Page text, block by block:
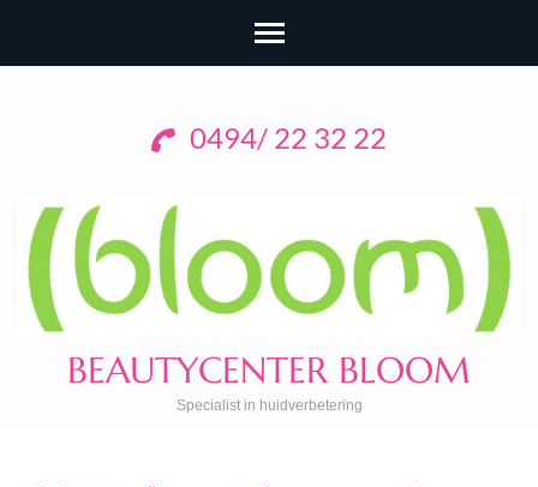
0494/ 22 32 22
BEAUTYCENTER BLOOM
Specialist in huidverbetering